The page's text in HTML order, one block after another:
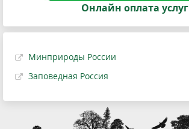
Онлайн оплата услуг
Минприроды России
Заповедная Россия